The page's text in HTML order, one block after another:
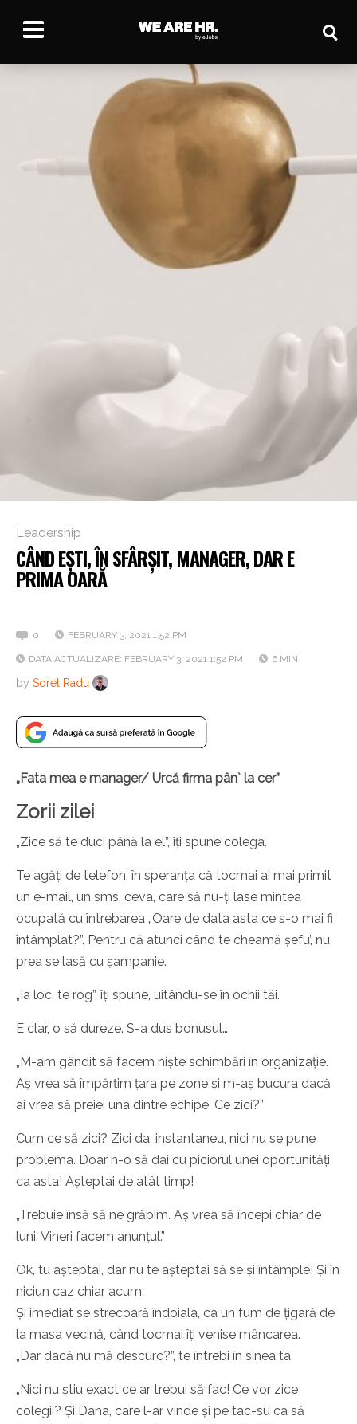
Leadership
CÂND EȘTI, ÎN SFÂRȘIT, MANAGER, DAR E
PRIMA OARĂ
0 FEBRUARY 3, 2021 1:52 PM
DATA ACTUALIZARE: FEBRUARY 3, 2021 1:52 PM 6 MIN
by Sorel Radu
„Fata mea e manager/ Urcă firma pân` la cer”
Zorii zilei
„Zice să te duci până la el”, îți spune colega.
Te agăți de telefon, în speranța că tocmai ai mai primit
un e-mail, un sms, ceva, care să nu-ți lase mintea
ocupată cu întrebarea „Oare de data asta ce s-o mai fi
întâmplat?”. Pentru că atunci când te cheamă șefu’, nu
prea se lasă cu șampanie.
„Ia loc, te rog”, îți spune, uitându-se în ochii tăi.
E clar, o să dureze. S-a dus bonusul…
„M-am gândit să facem niște schimbări în organizație.
Aș vrea să împărțim țara pe zone și m-aș bucura dacă
ai vrea să preiei una dintre echipe. Ce zici?”
Cum ce să zici? Zici da, instantaneu, nici nu se pune
problema. Doar n-o să dai cu piciorul unei oportunități
ca asta! Așteptai de atât timp!
„Trebuie însă să ne grăbim. Aș vrea să începi chiar de
luni. Vineri facem anunțul.”
Ok, tu așteptai, dar nu te așteptai să se și întâmple! Și în
niciun caz chiar acum.
Și imediat se strecoară îndoiala, ca un fum de țigară de
la masa vecină, când tocmai îți venise mâncarea.
„Dar dacă nu mă descurc?”, te întrebi în sinea ta.
„Nici nu știu exact ce ar trebui să fac! Ce vor zice
colegii? Și Dana, care l-ar vinde și pe tac-su ca să